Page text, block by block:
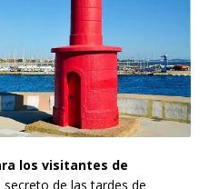
los visitantes de
de las tardes de